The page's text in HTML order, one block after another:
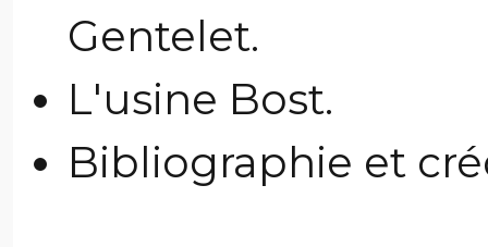
Gentelet.
L'usine Bost.
Bibliographie et